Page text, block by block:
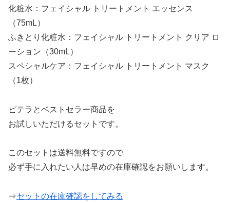
化粧水：フェイシャル トリートメント エッセンス
（75mL）
ふきとり化粧水：フェイシャル トリートメント クリア ロ
ーション（30mL）
スペシャルケア：フェイシャル トリートメント マスク
（1枚）
ピテラとベストセラー商品を
お試しいただけるセットです。
このセットは送料無料ですので
必ず手に入れたい人は早めの在庫確認をお願いします。
⇒セットの在庫確認をしてみる